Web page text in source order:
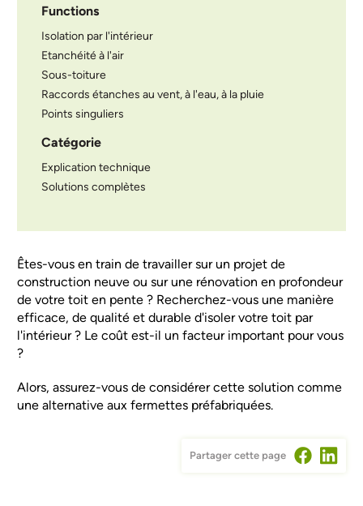
Functions
Isolation par l'intérieur
Etanchéité à l'air
Sous-toiture
Raccords étanches au vent, à l'eau, à la pluie
Points singuliers
Catégorie
Explication technique
Solutions complètes
Êtes-vous en train de travailler sur un projet de
construction neuve ou sur une rénovation en profondeur
de votre toit en pente ? Recherchez-vous une manière
efficace, de qualité et durable d'isoler votre toit par
l'intérieur ? Le coût est-il un facteur important pour vous
?
Alors, assurez-vous de considérer cette solution comme
une alternative aux fermettes préfabriquées.
Partager cette page